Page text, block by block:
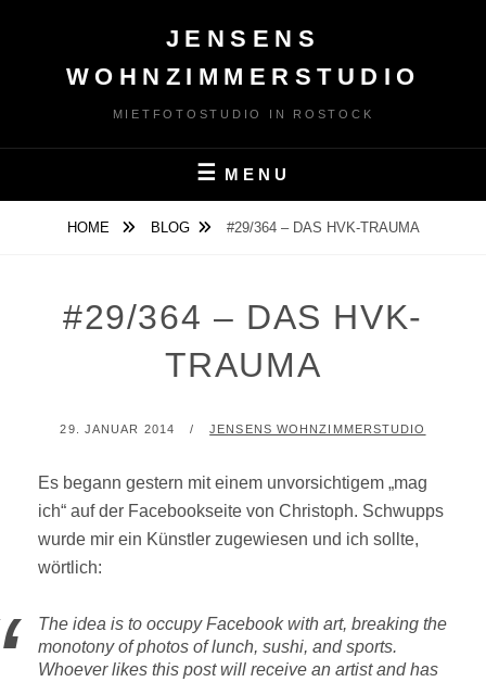
JENSENS
WOHNZIMMERSTUDIO
MIETFOTOSTUDIO IN ROSTOCK
MENU
HOME BLOG #29/364 – DAS HVK-TRAUMA
#29/364 – DAS HVK-
TRAUMA
POSTED
29. JANUAR 2014 BY
JENSENS WOHNZIMMERSTUDIO
Es begann gestern mit einem unvorsichtigem „mag
ich“ auf der Facebookseite von Christoph. Schwupps
wurde mir ein Künstler zugewiesen und ich sollte,
wörtlich:
The idea is to occupy Facebook with art, breaking the
monotony of photos of lunch, sushi, and sports.
Whoever likes this post will receive an artist and has